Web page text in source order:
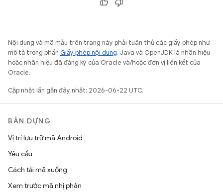
Nội dung và mã mẫu trên trang này phải tuân thủ các giấy phép như
mô tả trong phần Giấy phép nội dung. Java và OpenJDK là nhãn hiệu
hoặc nhãn hiệu đã đăng ký của Oracle và/hoặc đơn vị liên kết của
Oracle.
Cập nhật lần gần đây nhất: 2026-06-22 UTC.
BẢN DỰNG
Vị trí lưu trữ mã Android
Yêu cầu
Cách tải mã xuống
Xem trước mã nhị phân